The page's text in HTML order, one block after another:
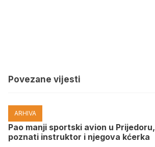
Povezane vijesti
ARHIVA
Pao manji sportski avion u
poznati instruktor i njegova kćerka